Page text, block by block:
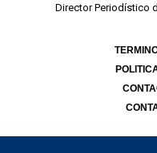
Director Periodístico